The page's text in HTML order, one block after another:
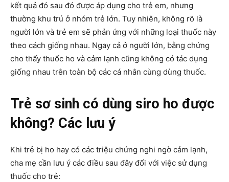
kết quả đó sau đó được áp dụng cho trẻ em, nhưng
thường khu trú ở nhóm trẻ lớn. Tuy nhiên, không rõ là
người lớn và trẻ em sẽ phản ứng với những loại thuốc này
theo cách giống nhau. Ngay cả ở người lớn, bằng chứng
cho thấy thuốc ho và cảm lạnh cũng không có tác dụng
giống nhau trên toàn bộ các cá nhân cùng dùng thuốc.
Trẻ sơ sinh có dùng siro ho được
không? Các lưu ý
Khi trẻ bị ho hay có các triệu chứng nghi ngờ cảm lạnh,
cha mẹ cần lưu ý các điều sau đây đối với việc sử dụng
thuốc cho trẻ: